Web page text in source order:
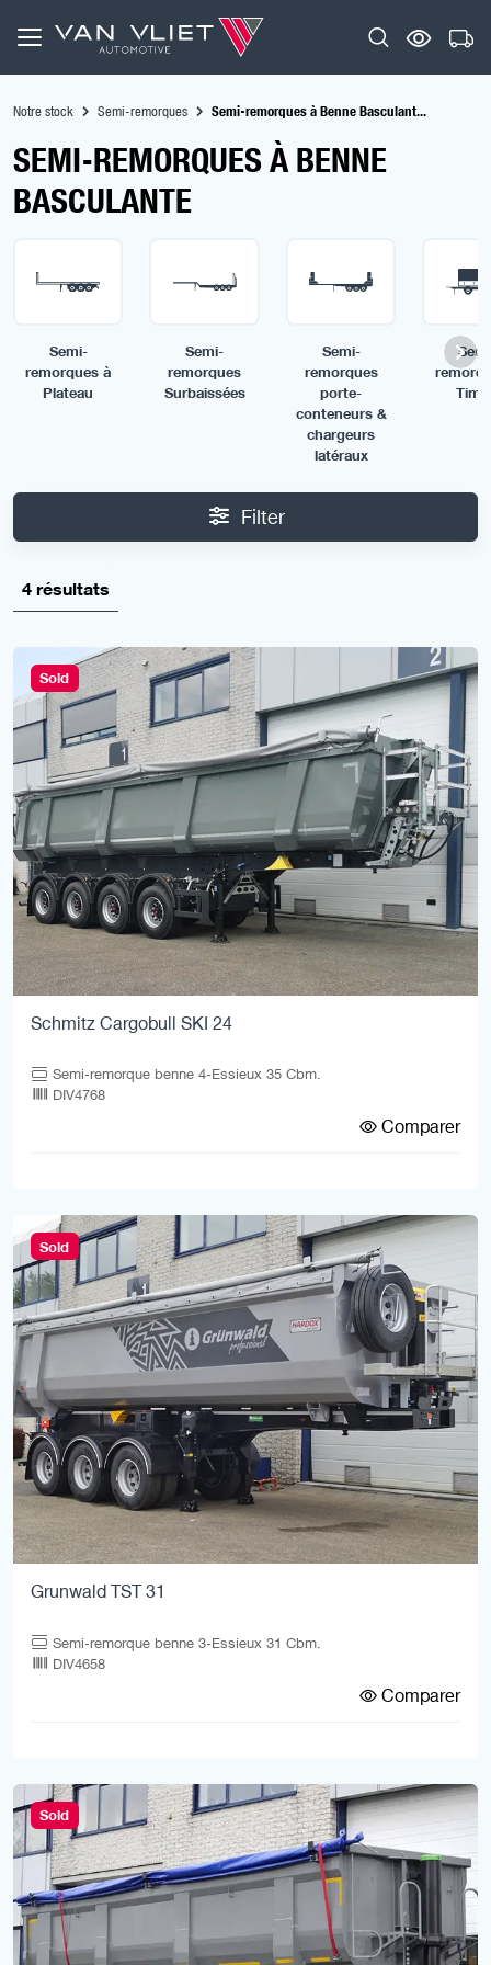
Notre stock Semi-remorques Semi-remorques à Benne Basculant...
SEMI-REMORQUES À BENNE
BASCULANTE
Semi-
remorques à
Plateau
Semi-
remorques
Surbaissées
Semi-
remorques
porte-
conteneurs &
chargeurs
latéraux
Filter
4 résultats
Sold
Schmitz Cargobull SKI 24
Semi-remorque benne 4-Essieux 35 Cbm.
DIV4768
Comparer
Sold
Grunwald TST 31
Semi-remorque benne 3-Essieux 31 Cbm.
DIV4658
Comparer
Sold